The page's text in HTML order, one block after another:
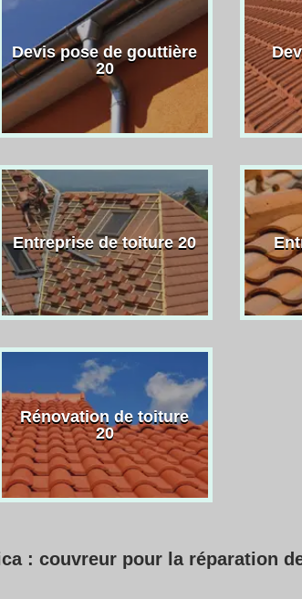
Devis pose de gouttière
20
Entreprise de toiture 20
Rénovation de toiture
20
: couvreur pour la réparation